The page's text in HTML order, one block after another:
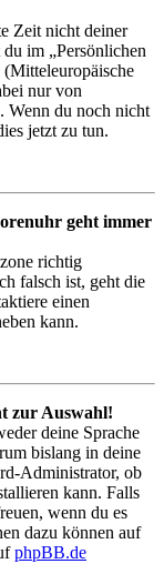
Zeit nicht deiner
im „Persönlichen
nur von
Wenn du noch nicht
jetzt zu tun.
geht immer
richtig
falsch ist, geht die
einen
kann.
zur Auswahl!
deine Sprache
bislang in deine
Administrator, ob
kann. Falls
wenn du es
dazu können auf
phpBB.de